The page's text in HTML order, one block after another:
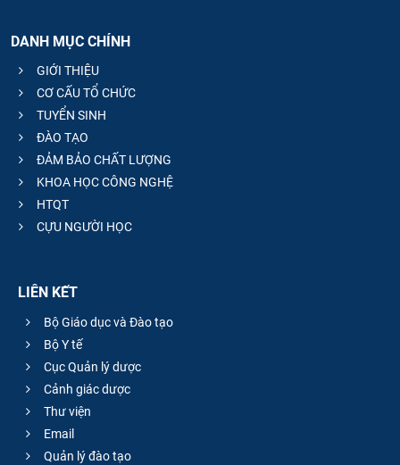
DANH MỤC CHÍNH
GIỚI THIỆU
CƠ CẤU TỔ CHỨC
TUYỂN SINH
ĐÀO TẠO
ĐẢM BẢO CHẤT LƯỢNG
KHOA HỌC CÔNG NGHỆ
HTQT
CỰU NGƯỜI HỌC
LIÊN KẾT
Bộ Giáo dục và Đào tạo
Bộ Y tế
Cục Quản lý dược
Cảnh giác dược
Thư viện
Email
Quản lý đào tạo